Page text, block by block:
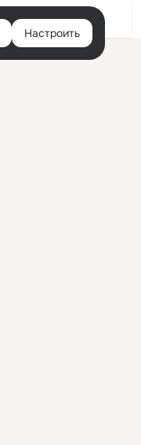
Настроить